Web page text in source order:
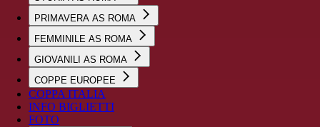
PRIMAVERA AS ROMA
FEMMINILE AS ROMA
GIOVANILI AS ROMA
COPPE EUROPEE
COPPA ITALIA
INFO BIGLIETTI
FOTO